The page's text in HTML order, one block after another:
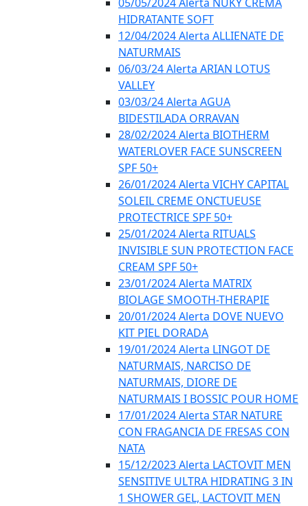
HIDRATANTE SOFT
12/04/2024 Alerta ALLIENATE DE
NATURMAIS
06/03/24 Alerta ARIAN LOTUS
VALLEY
03/03/24 Alerta AGUA
BIDESTILADA ORRAVAN
28/02/2024 Alerta BIOTHERM
WATERLOVER FACE SUNSCREEN
SPF 50+
26/01/2024 Alerta VICHY CAPITAL
SOLEIL CREME ONCTUEUSE
PROTECTRICE SPF 50+
25/01/2024 Alerta RITUALS
INVISIBLE SUN PROTECTION FACE
CREAM SPF 50+
23/01/2024 Alerta MATRIX
BIOLAGE SMOOTH-THERAPIE
20/01/2024 Alerta DOVE NUEVO
KIT PIEL DORADA
19/01/2024 Alerta LINGOT DE
NATURMAIS, NARCISO DE
NATURMAIS, DIORE DE
NATURMAIS I BOSSIC POUR HOME
17/01/2024 Alerta STAR NATURE
CON FRAGANCIA DE FRESAS CON
NATA
15/12/2023 Alerta LACTOVIT MEN
SENSITIVE ULTRA HIDRATING 3 IN
1 SHOWER GEL, LACTOVIT MEN